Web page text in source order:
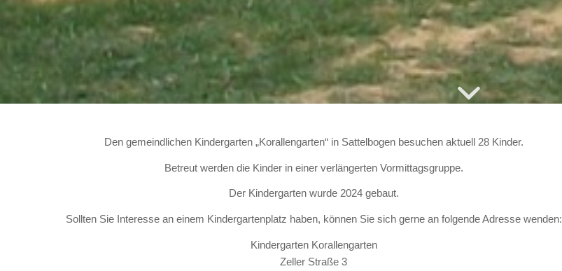
Den gemeindlichen Kindergarten „Korallengarten“ in Sattelbogen besuchen aktuell 28 Kinder.
Betreut werden die Kinder in einer verlängerten Vormittagsgruppe.
Der Kindergarten wurde 2024 gebaut.
Sollten Sie Interesse an einem Kindergartenplatz haben, können Sie sich gerne an folgende Adresse wenden:
Kindergarten Korallengarten
Zeller Straße 3